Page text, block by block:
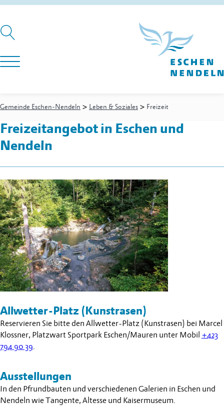
Gemeinde Eschen-Nendeln > Leben & Soziales > Freizeit
Freizeitangebot in Eschen und
Nendeln
Allwetter-Platz (Kunstrasen)
Reservieren Sie bitte den Allwetter-Platz (Kunstrasen) bei Marcel
Klossner, Platzwart Sportpark Eschen/Mauren unter Mobil +423
794 90 39.
Ausstellungen
In den Pfrundbauten und verschiedenen Galerien in Eschen und
Nendeln wie Tangente, Altesse und Kaisermuseum.